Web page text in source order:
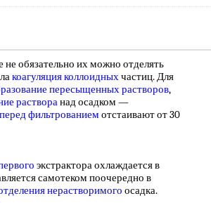
не обязательно их можно отделять
коагуляция коллоидныхчастиц. Для
пересыщенных растворов,
растворанад осадком —
перед фильтрованием отстаивают от 30
экстрактора охлаждается в
самотеком поочередно в
нерастворимого осадка.